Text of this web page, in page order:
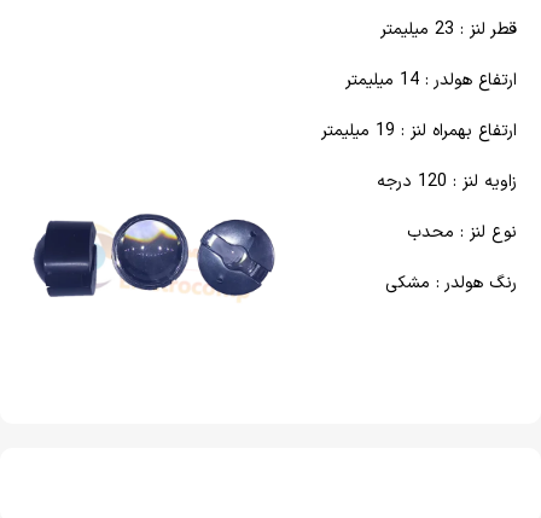
قطر لنز : 23 میلیمتر
ارتفاع هولدر : 14 میلیمتر
ارتفاع بهمراه لنز : 19 میلیمتر
زاویه لنز : 120 درجه
نوع لنز : محدب
رنگ هولدر : مشکی